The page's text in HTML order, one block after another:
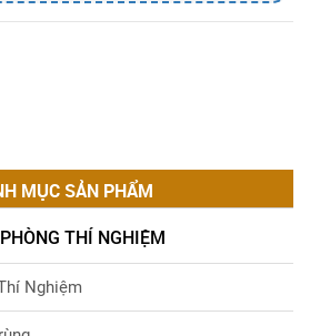
MỤC SẢN PHẨM
THÍ NGHIỆM
Nghiệm